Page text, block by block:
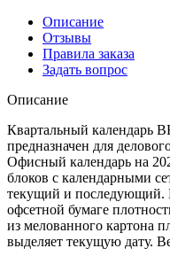
Описание
Отзывы
Правила заказа
Задать вопрос
Описание
Квартальный календарь
предназначен для
Офисный календарь на
блоков с календарными
текущий и последующий.
офсетной бумаге
из мелованного картона
выделяет текущую дату.